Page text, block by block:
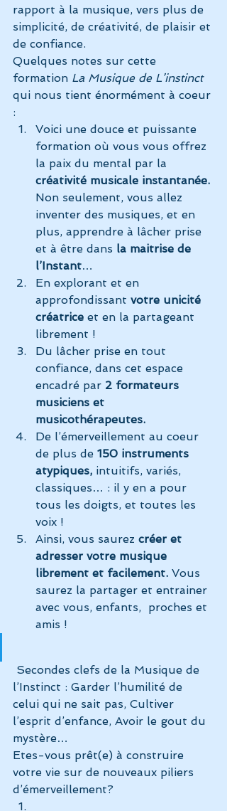
rapport à la musique, vers plus de
simplicité, de créativité, de plaisir et
de confiance.
Quelques notes sur cette
formation La Musique de L’instinct
qui nous tient énormément à coeur
:
Voici une douce et puissante
formation où vous vous offrez
la paix du mental par la
créativité musicale instantanée.
Non seulement, vous allez
inventer des musiques, et en
plus, apprendre à lâcher prise
et à être dans la maitrise de
l’Instant…
En explorant et en
approfondissant votre unicité
créatrice et en la partageant
librement !
Du lâcher prise en tout
confiance, dans cet espace
encadré par 2 formateurs
musiciens et
musicothérapeutes.
De l’émerveillement au coeur
de plus de 150 instruments
atypiques, intuitifs, variés,
classiques… : il y en a pour
tous les doigts, et toutes les
voix !
Ainsi, vous saurez créer et
adresser votre musique
librement et facilement. Vous
saurez la partager et entrainer
avec vous, enfants,  proches et
amis !
l’Instinct : Garder l’humilité de
celui qui ne sait pas, Cultiver
l’esprit d’enfance, Avoir le gout du
mystère…
Etes-vous prêt(e) à construire
votre vie sur de nouveaux piliers
d’émerveillement?